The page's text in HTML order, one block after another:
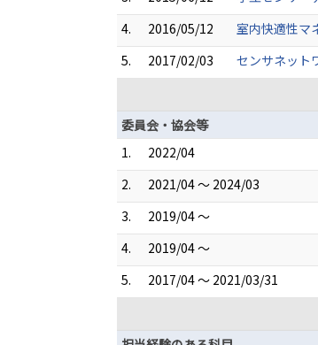
4.
2016/05/12
室内快適性マ
5.
2017/02/03
センサネット
委員会・協会等
1.
2022/04
2.
2021/04 ～ 2024/03
3.
2019/04 ～
4.
2019/04 ～
5.
2017/04 ～ 2021/03/31